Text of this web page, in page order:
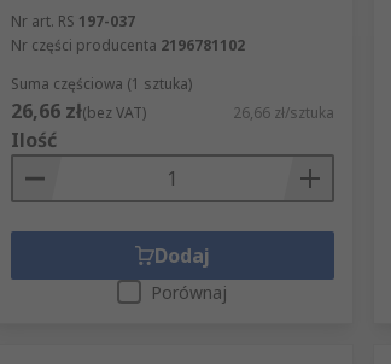
Nr art. RS 197-037
Nr części producenta 2196781102
Suma częściowa (1 sztuka)
26,66 zł(bez VAT) 26,66 zł/sztuka
Ilość
Dodaj
Porównaj